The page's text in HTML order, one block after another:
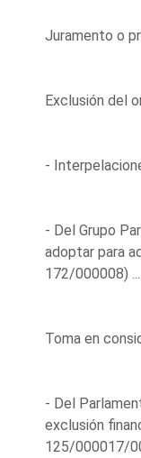
Juramento o
Exclusión del
-
- Del Grupo
adoptar para
172/000008) ...
Toma en
- Del
exclusión
125/000017/